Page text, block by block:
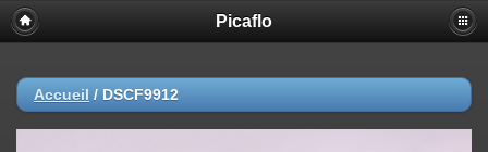
Picaflo
Accueil / DSCF9912